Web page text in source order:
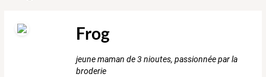
Frog
jeune maman de 3 nioutes, passionnée par la
broderie